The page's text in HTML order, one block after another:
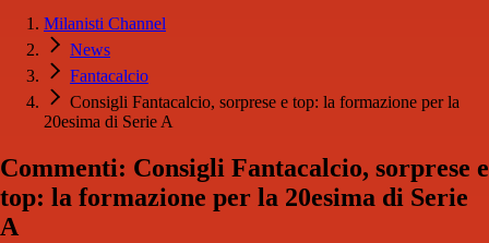
Milanisti Channel
News
Fantacalcio
Consigli Fantacalcio, sorprese e top: la formazione per la
20esima di Serie A
Commenti: Consigli Fantacalcio, sorprese e
top: la formazione per la 20esima di Serie
A